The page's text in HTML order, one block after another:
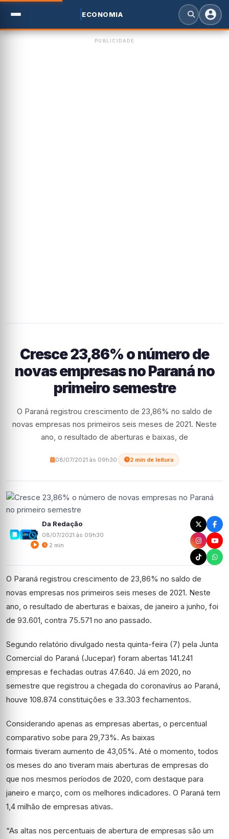
ECONOMIA
PUBLICIDADE
Cresce 23,86% o número de
novas empresas no Paraná no
primeiro semestre
O Paraná registrou crescimento de 23,86% no saldo de
novas empresas nos primeiros seis meses de 2021. Neste
ano, o resultado de aberturas e baixas, de
08/07/2021 às 09h30 2 min de leitura
Da Redação
08/07/2021 às 09h30
2 min
O Paraná registrou crescimento de 23,86% no saldo de
novas empresas nos primeiros seis meses de 2021. Neste
ano, o resultado de aberturas e baixas, de janeiro a junho, foi
de 93.601, contra 75.571 no ano passado.
Segundo relatório divulgado nesta quinta-feira (7) pela Junta
Comercial do Paraná (Jucepar) foram abertas 141.241
empresas e fechadas outras 47.640. Já em 2020, no
semestre que registrou a chegada do coronavírus ao Paraná,
houve 108.874 constituições e 33.303 fechamentos.
Considerando apenas as empresas abertas, o percentual
comparativo sobe para 29,73%. As baixas
formais tiveram aumento de 43,05%. Até o momento, todos
os meses do ano tiveram mais aberturas de empresas do
que nos mesmos períodos de 2020, com destaque para
janeiro e março, com os melhores indicadores. O Paraná tem
1,4 milhão de empresas ativas.
“As altas nos percentuais de abertura de empresas são um